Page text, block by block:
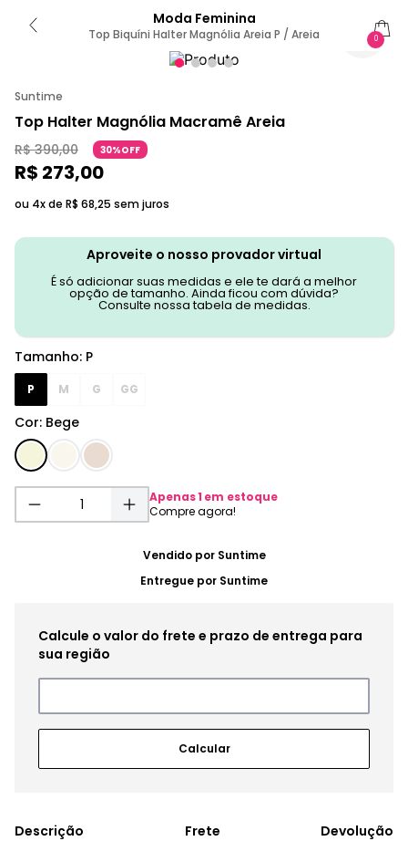
Moda Feminina
Top Biquíni Halter Magnólia Areia P / Areia 0
Suntime
Top Halter Magnólia Macramê Areia
R$ 390,00 30%OFF
R$ 273,00
ou 4x de R$ 68,25 sem juros
Aproveite o nosso provador virtual
É só adicionar suas medidas e ele te dará a melhor
opção de tamanho. Ainda ficou com dúvida?
Consulte nossa tabela de medidas.
Cor: Bege
Tamanho: P
P M G GG
Apenas1 em estoque
Vendido por Suntime
Entregue por Suntime
Frete Devolução